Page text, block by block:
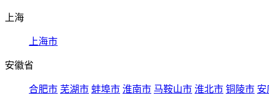
上海
上海市
安徽省
合肥市 芜湖市 蚌埠市 淮南市 马鞍山市 淮北市 铜陵市 安